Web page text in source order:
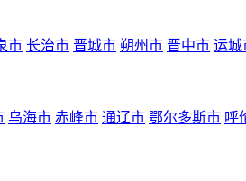
市 长治市 晋城市 朔州市 晋中市 运城
乌海市 赤峰市 通辽市 鄂尔多斯市 呼